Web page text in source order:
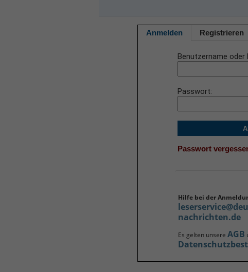
Anmelden Registrieren
Benutzername oder
Passwort
Passwort
Hilfe bei der
nachrichten.de
Es gelten unsere AGB